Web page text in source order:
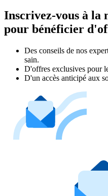
Inscrivez-vous à la
pour bénéficier
Des conseils de nos
sain.
D'offres exclusives pour
D'un accès anticipé aux